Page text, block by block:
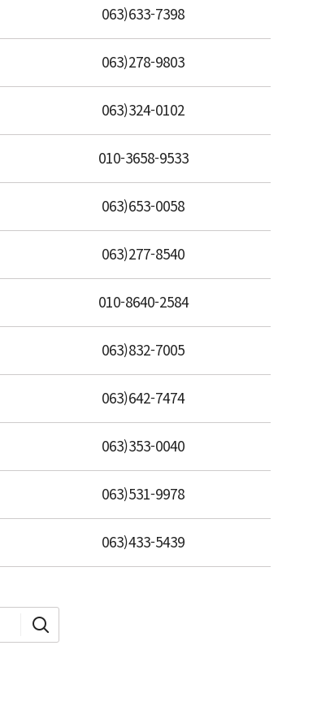
063)633-7398
063)278-9803
063)324-0102
010-3658-9533
063)653-0058
063)277-8540
010-8640-2584
063)832-7005
063)642-7474
063)353-0040
063)531-9978
063)433-5439